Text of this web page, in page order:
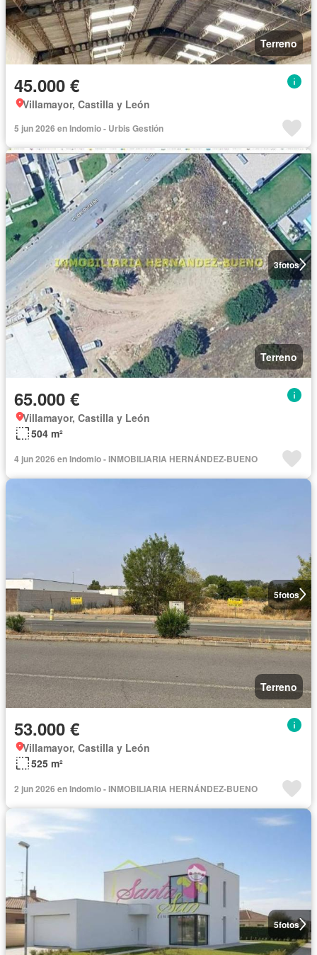
Terreno
45.000 €
Villamayor, Castilla y León
5 jun 2026 en Indomio - Urbis Gestión
3fotos
Terreno
65.000 €
Villamayor, Castilla y León
504 m²
4 jun 2026 en Indomio - INMOBILIARIA HERNÁNDEZ-BUENO
5fotos
Terreno
53.000 €
Villamayor, Castilla y León
525 m²
2 jun 2026 en Indomio - INMOBILIARIA HERNÁNDEZ-BUENO
5fotos